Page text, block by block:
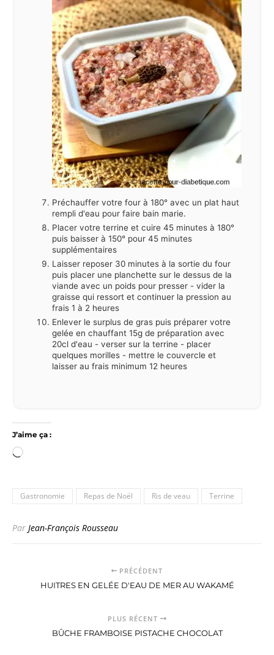
Préchauffer votre four à 180° avec un plat haut
rempli d'eau pour faire bain marie.
Placer votre terrine et cuire 45 minutes à 180°
puis baisser à 150° pour 45 minutes
supplémentaires
Laisser reposer 30 minutes à la sortie du four
puis placer une planchette sur le dessus de la
viande avec un poids pour presser - vider la
graisse qui ressort et continuer la pression au
frais 1 à 2 heures
Enlever le surplus de gras puis préparer votre
gelée en chauffant 15g de préparation avec
20cl d'eau - verser sur la terrine - placer
quelques morilles - mettre le couvercle et
laisser au frais minimum 12 heures
J’aime ça :
Chargement…
Gastronomie Repas de Noël Ris de veau Terrine
Par Jean-François Rousseau
PRÉCÉDENT
HUITRES EN GELÉE D'EAU DE MER AU WAKAMÉ
PLUS RÉCENT
BÛCHE FRAMBOISE PISTACHE CHOCOLAT